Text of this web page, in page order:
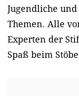
Jugendliche
Themen. Alle
Experten der
Spaß beim